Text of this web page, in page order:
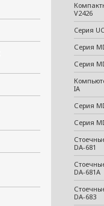
V2426
Cерия
Серия
Серия
IA
Серия
Серия
DA-681
DA-681A
DA-683